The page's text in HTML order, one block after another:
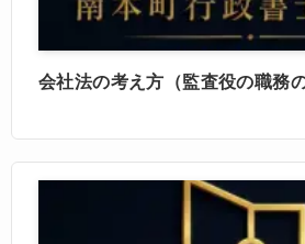
会社法の考え方（監査役の職務の